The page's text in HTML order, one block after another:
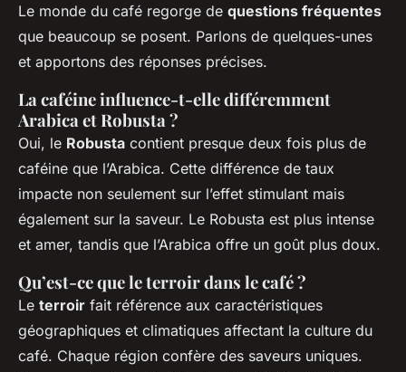
Le monde du café regorge de questions fréquentes
que beaucoup se posent. Parlons de quelques-unes
et apportons des réponses précises.
La caféine influence-t-elle différemment
Arabica et Robusta ?
Oui, le Robusta contient presque deux fois plus de
caféine que l’Arabica. Cette différence de taux
impacte non seulement sur l’effet stimulant mais
également sur la saveur. Le Robusta est plus intense
et amer, tandis que l’Arabica offre un goût plus doux.
Qu’est-ce que le terroir dans le café ?
Le terroir fait référence aux caractéristiques
géographiques et climatiques affectant la culture du
café. Chaque région confère des saveurs uniques.